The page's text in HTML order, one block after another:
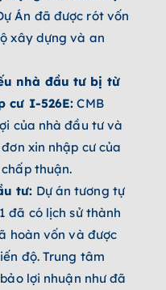
Án đã được rót vốn
xây dựng và an
nhà đầu tư bị từ
cư I-526E: CMB
của nhà đầu tư và
xin nhập cư của
thuận.
tư: Dự án tương tự
đã có lịch sử thành
hoàn vốn và được
độ. Trung tâm
lợi nhuận như đã